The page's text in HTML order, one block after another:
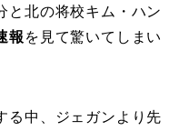
と北の将校キム・ハン
報 を見て驚いてしまい
る中、ジェガンより先